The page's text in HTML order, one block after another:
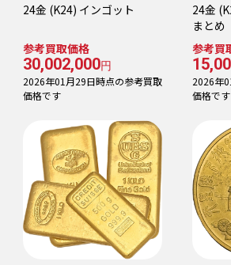
24金 (K24) インゴット
参考買取価格
30,002,000円
2026年01月29日時点の参考買取
価格です
24金
まとめ
参考買
2026年
価格です